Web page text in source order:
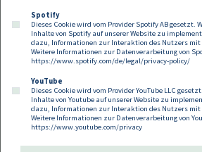
Kontakt Datenschutz
Compliance
Cookies
Spotify
Dieses Cookie wird vom Provider Spotify AB gesetzt.
Inhalte von Spotify auf unserer Website zu
dazu, Informationen zur Interaktion des Nutzers
Weitere Informationen zur Datenverarbeitung von
https://www.spotify.com/de/legal/privacy-policy/
YouTube
Dieses Cookie wird vom Provider YouTube LLC
Inhalte von Youtube auf unserer Website zu
dazu, Informationen zur Interaktion des Nutzers
Weitere Informationen zur Datenverarbeitung von
https://www.youtube.com/privacy
Follow us on: